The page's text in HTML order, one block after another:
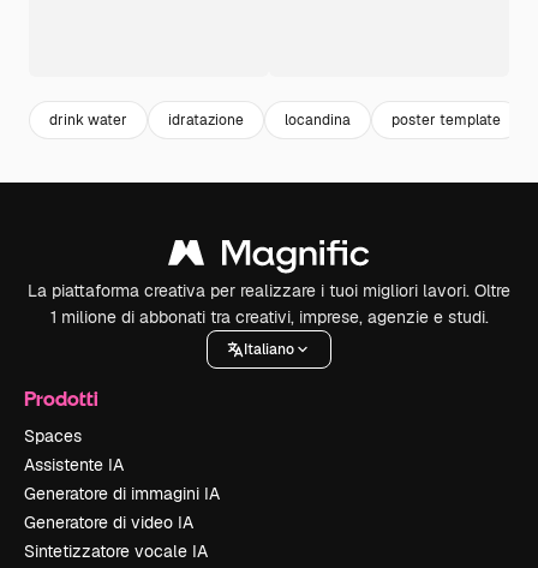
drink water idratazione locandina poster template
La piattaforma creativa per realizzare i tuoi migliori lavori. Oltre
1 milione di abbonati tra creativi, imprese, agenzie e studi.
Italiano
Prodotti
Spaces
Assistente IA
Generatore di immagini IA
Generatore di video IA
Sintetizzatore vocale IA